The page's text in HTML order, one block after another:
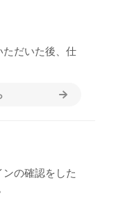
だいた後、仕
の確認をした